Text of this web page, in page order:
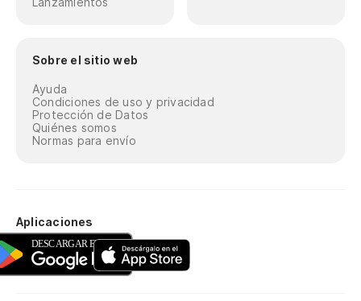
Sobre el sitio web
Ayuda
Condiciones de uso y privacidad
Protección de Datos
Quiénes somos
Normas para envío
Aplicaciones